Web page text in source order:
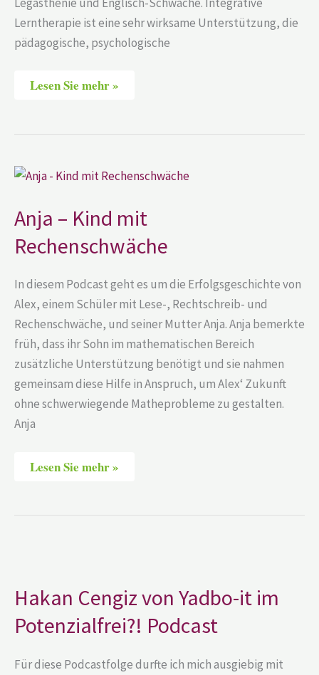
Lerntherapie ist eine sehr wirksame Unterstützung, die
pädagogische, psychologische
Lesen Sie mehr »
Anja – Kind mit
Rechenschwäche
In diesem Podcast geht es um die Erfolgsgeschichte von
Alex, einem Schüler mit Lese-, Rechtschreib- und
Rechenschwäche, und seiner Mutter Anja. Anja bemerkte
früh, dass ihr Sohn im mathematischen Bereich
zusätzliche Unterstützung benötigt und sie nahmen
gemeinsam diese Hilfe in Anspruch, um Alex‘ Zukunft
ohne schwerwiegende Matheprobleme zu gestalten.
Anja
Anja
–
mit
Rechenschwäche
Lesen Sie mehr »
Hakan Cengiz von Yadbo-it im
Potenzialfrei?! Podcast
Für diese Podcastfolge durfte ich mich ausgiebig mit
Yadbo-
it
Potenzialfrei?!
Podcast